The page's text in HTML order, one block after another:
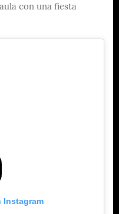
con una fiesta
Instagram